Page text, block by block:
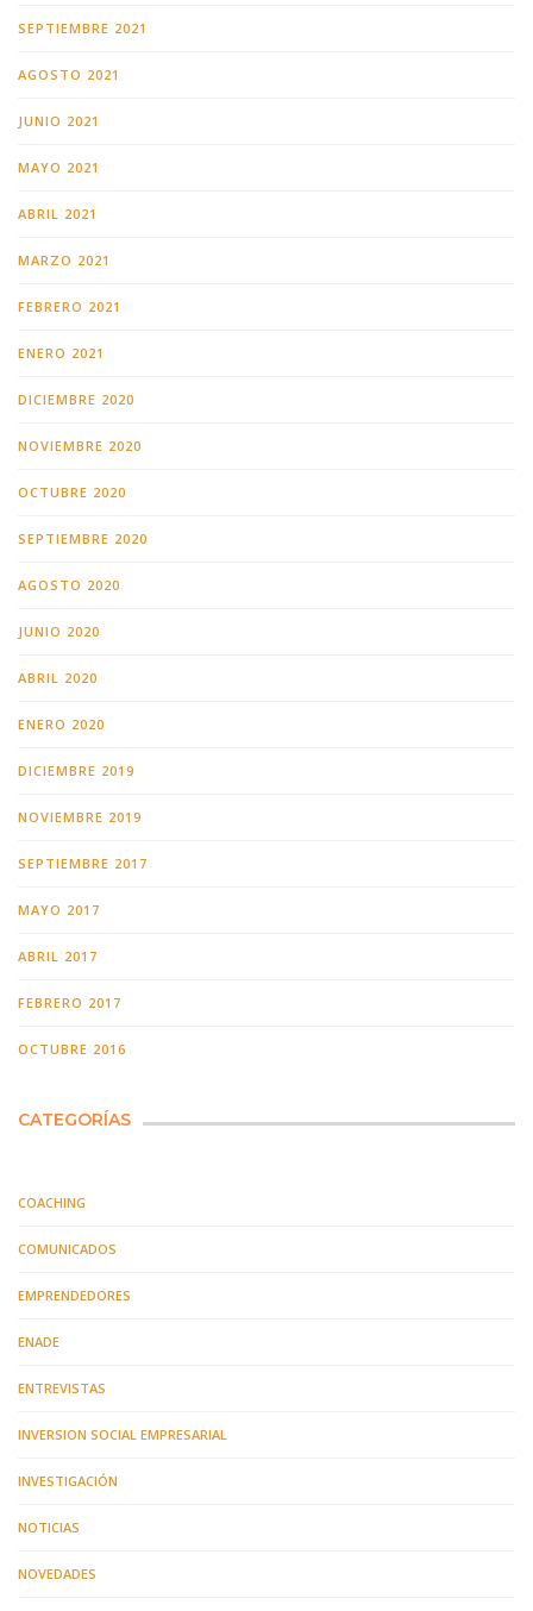
SEPTIEMBRE 2021
AGOSTO 2021
JUNIO 2021
MAYO 2021
ABRIL 2021
MARZO 2021
FEBRERO 2021
ENERO 2021
DICIEMBRE 2020
NOVIEMBRE 2020
OCTUBRE 2020
SEPTIEMBRE 2020
AGOSTO 2020
JUNIO 2020
ABRIL 2020
ENERO 2020
DICIEMBRE 2019
NOVIEMBRE 2019
SEPTIEMBRE 2017
MAYO 2017
ABRIL 2017
FEBRERO 2017
OCTUBRE 2016
CATEGORÍAS
COACHING
COMUNICADOS
EMPRENDEDORES
ENADE
ENTREVISTAS
INVERSION SOCIAL EMPRESARIAL
INVESTIGACIÓN
NOTICIAS
NOVEDADES